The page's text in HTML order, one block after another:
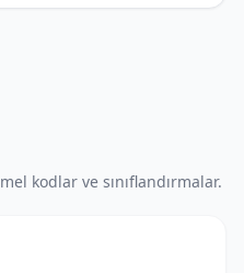
kodlar ve sınıflandırmalar.